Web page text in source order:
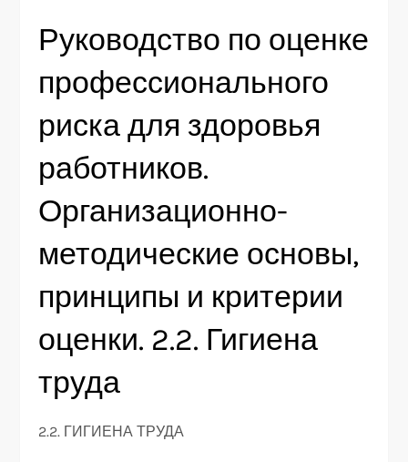
Руководство по оценке
профессионального
риска для здоровья
работников.
Организационно-
методические основы,
принципы и критерии
оценки. 2.2. Гигиена
труда
2.2. ГИГИЕНА ТРУДА